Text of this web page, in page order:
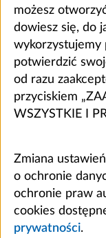
możesz
dowiesz się, do
wykorzystujemy
potwierdzić
od razu
przyciskiem
WSZYSTKIE I
Zmiana
o ochronie
ochronie praw
cookies
prywatności.